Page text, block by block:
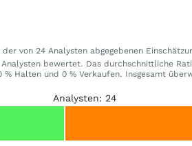
von 24 Analysten abgegebenen
bewertet. Das durchschnittliche
% Halten und 0 % Verkaufen. Insgesamt
Analysten: 24